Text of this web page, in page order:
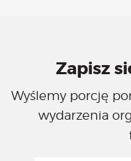
Zapisz
Wyślemy porcję
wydarzenia